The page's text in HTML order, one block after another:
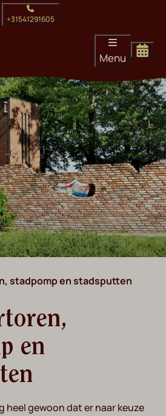
+31541291605
Menu
stadpomp en stadsputten
en
heel gewoon dat er naar keuze